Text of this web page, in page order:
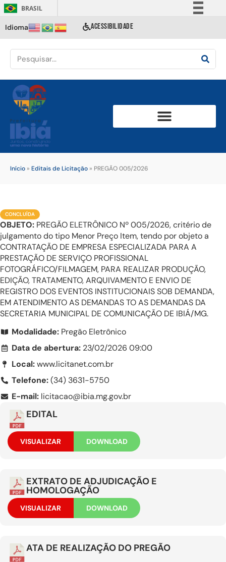
BRASIL
Comunica BR
Acesso à informação
Idioma ACESSIBILIDADE
Início » Editais de Licitação » PREGÃO 005/2026
CONCLUÍDA
OBJETO: PREGÃO ELETRÔNICO Nº 005/2026, critério de
julgamento do tipo Menor Preço Item, tendo por objeto a
CONTRATAÇÃO DE EMPRESA ESPECIALIZADA PARA A
PRESTAÇÃO DE SERVIÇO PROFISSIONAL
FOTOGRÁFICO/FILMAGEM, PARA REALIZAR PRODUÇÃO,
EDIÇÃO, TRATAMENTO, ARQUIVAMENTO E ENVIO DE
REGISTRO DOS EVENTOS INSTITUCIONAIS SOB DEMANDA,
EM ATENDIMENTO AS DEMANDAS TO AS DEMANDAS DA
SECRETARIA MUNICIPAL DE COMUNICAÇÃO DE IBIÁ/MG.
Modalidade:Pregão Eletrônico
Data de abertura: 23/02/2026 09:00
Local:www.licitanet.com.br
Telefone:(34) 3631-5750
E-mail: licitacao@ibia.mg.gov.br
EDITAL
VISUALIZAR DOWNLOAD
EXTRATO DE ADJUDICAÇÃO E
HOMOLOGAÇÃO
VISUALIZAR DOWNLOAD
ATA DE REALIZAÇÃO DO PREGÃO